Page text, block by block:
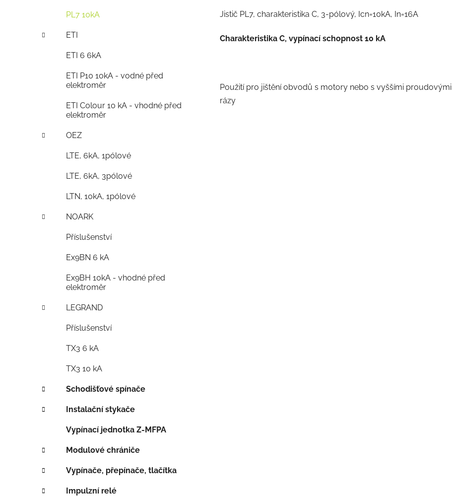
PL7 10kA
ETI
ETI 6 6kA
ETI P10 10kA - vodné před
elektroměr
ETI Colour 10 kA - vhodné před
elektroměr
OEZ
LTE, 6kA, 1pólové
LTE, 6kA, 3pólové
LTN, 10kA, 1pólové
NOARK
Příslušenství
Ex9BN 6 kA
Ex9BH 10kA - vhodné před
elektroměr
LEGRAND
Příslušenství
TX3 6 kA
TX3 10 kA
Schodišťové spínače
Instalační stykače
Vypínací jednotka Z-MFPA
Modulové chrániče
Vypínače, přepínače, tlačítka
Impulzní relé
Jistič PL7, charakteristika C, 3-pólový, Icn=10kA, In=16A
Charakteristika C, vypínací schopnost 10 kA
Použití pro jištění obvodů s motory nebo s vyššími proudovými
rázy